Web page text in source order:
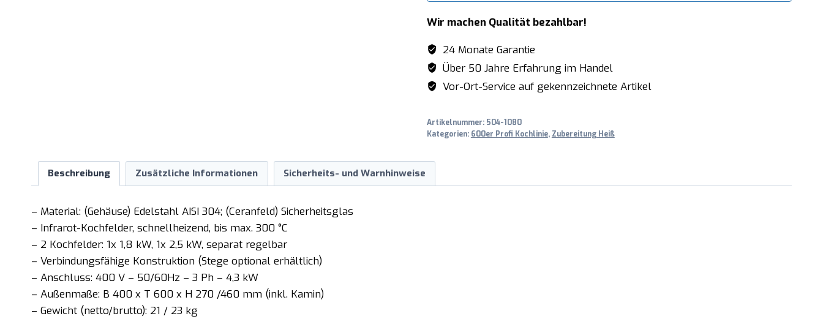
Wir machen Qualität bezahlbar!
24 Monate Garantie
Über 50 Jahre Erfahrung im Handel
Vor-Ort-Service auf gekennzeichnete Artikel
Artikelnummer: 504-1080
Kategorien: 600er Profi Kochlinie, Zubereitung Heiß
Beschreibung Zusätzliche Informationen Sicherheits- und Warnhinweise
– Material: (Gehäuse) Edelstahl AISI 304; (Ceranfeld) Sicherheitsglas
– Infrarot-Kochfelder, schnellheizend, bis max. 300 °C
– 2 Kochfelder: 1x 1,8 kW, 1x 2,5 kW, separat regelbar
– Verbindungsfähige Konstruktion (Stege optional erhältlich)
– Anschluss: 400 V – 50/60Hz – 3 Ph – 4,3 kW
– Außenmaße: B 400 x T 600 x H 270 /460 mm (inkl. Kamin)
– Gewicht (netto/brutto): 21 / 23 kg